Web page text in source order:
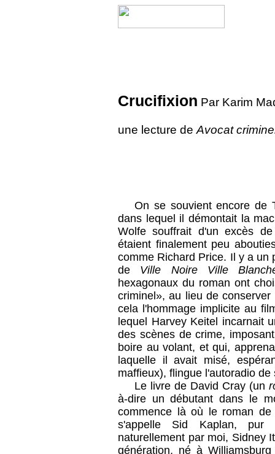
Crucifixion Par Karim
une lecture de Avocat
On se souvient encore
dans lequel il démontait la
Wolfe souffrait d'un excès
étaient finalement peu
comme Richard Price. Il y a
de Ville Noire Ville
hexagonaux du roman ont
criminel», au lieu de
cela l'hommage implicite au
lequel Harvey Keitel incarnait
des scènes de crime,
boire au volant, et qui,
laquelle il avait misé,
maffieux), flingue l'autoradio
Le livre de David Cray (un
à-dire un débutant dans le
commence là où le roman
s'appelle Sid Kaplan, pur
naturellement par moi, Sidney
génération, né à